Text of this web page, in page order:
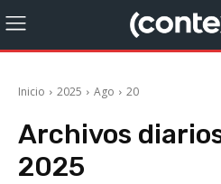
Inicio 2025 Ago 20
Archivos
2025